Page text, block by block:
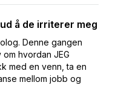
å de irriterer meg
Denne gangen
hvordan JEG
med en venn, ta en
mellom jobb og